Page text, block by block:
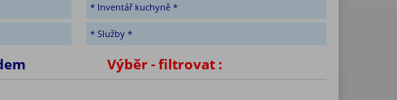
* Inventář kuchyně *
* Služby *
Skladem Výběr - filtrovat :